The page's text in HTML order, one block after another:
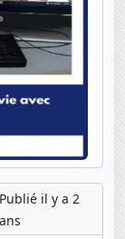
Publié il y a 2
ans